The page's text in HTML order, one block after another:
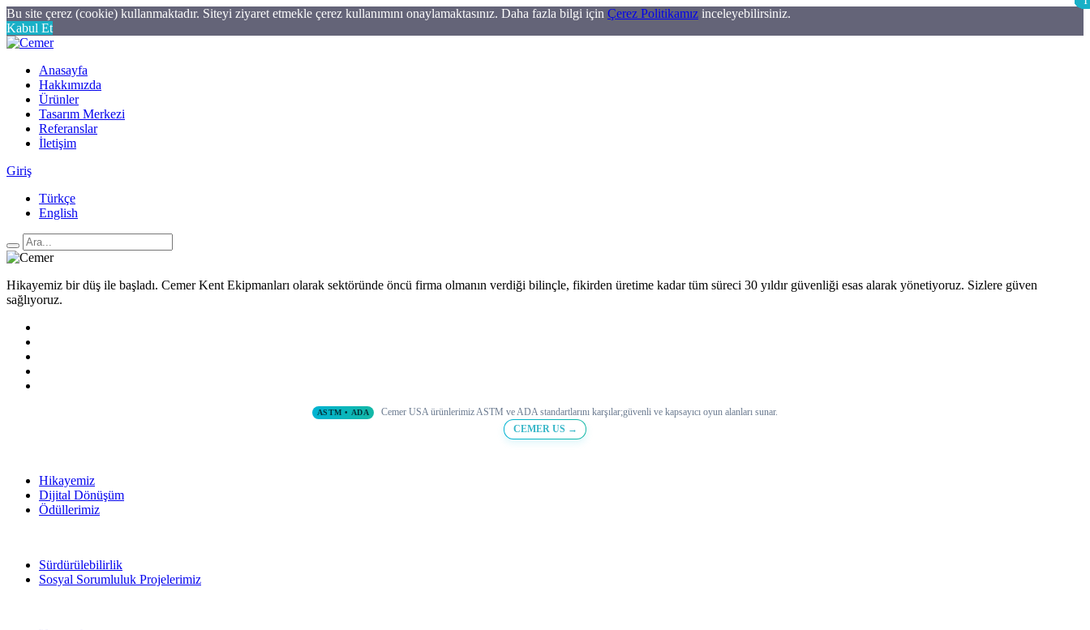
Bu site çerez (cookie) kullanmaktadır. Siteyi ziyaret etmekle çerez kullanımını onaylamaktasınız. Daha fazla bilgi için Çerez Politikamız inceleyebilirsiniz.
Kabul Et
Anasayfa
Hakkımızda
Ürünler
Tasarım Merkezi
Referanslar
İletişim
Giriş
Türkçe
English
Hikayemiz bir düş ile başladı. Cemer Kent Ekipmanları olarak sektöründe öncü firma olmanın verdiği bilinçle, fikirden üretime kadar tüm süreci 30 yıldır güvenliği esas alarak yönetiyoruz. Sizlere güven
sağlıyoruz.
ASTM • ADA Cemer USA ürünlerimiz ASTM ve ADA standartlarını karşılar;güvenli vekapsayıcı oyun alanları sunar.
CEMER US →
Hikayemiz
Dijital Dönüşüm
Ödüllerimiz
Sürdürülebilirlik
Sosyal Sorumluluk Projelerimiz